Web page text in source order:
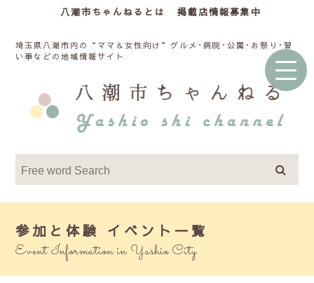
八潮市ちゃんねるとは 掲載店情報募集中
埼玉県八潮市内の“ママ＆女性向け”グルメ･病院･公園･お祭り･習
い事などの地域情報サイト
参加と体験 イベント一覧
Event Information in Yashio City